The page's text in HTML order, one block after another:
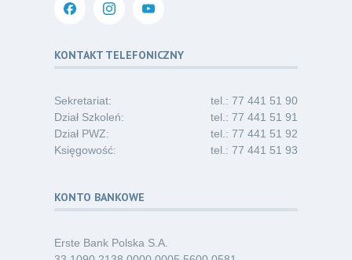
06.26
i absolwentów pielęgniarstwa
Kategoria:Komunikaty
KONTAKT TELEFONICZNY
Sekretariat:
tel.: 77 441 51 90
Dział Szkoleń:
tel.: 77 441 51 91
Dział PWZ:
tel.: 77 441 51 92
Księgowość:
tel.: 77 441 51 93
KONTO BANKOWE
Erste Bank Polska S.A.